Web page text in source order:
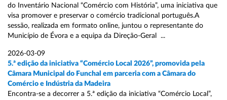
do Inventário Nacional “Comércio com História”, uma iniciativa que
visa promover e preservar o comércio tradicional português.A
sessão, realizada em formato online, juntou o representante do
Município de Évora e a equipa da Direção-Geral ...
2026-03-09
5.ª edição da iniciativa “Comércio Local 2026”, promovida pela
Câmara Municipal do Funchal em parceria com a Câmara do
Comércio e Indústria da Madeira
Encontra-se a decorrer a 5.ª edição da iniciativa “Comércio Local”,